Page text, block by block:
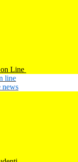
Line
line
news